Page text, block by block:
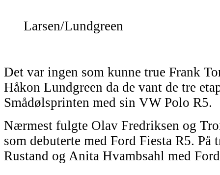
Larsen/Lundgreen
Det var ingen som kunne true Frank
Håkon Lundgreen da de vant de tre
Smådølsprinten med sin VW Polo R5.
Nærmest fulgte Olav Fredriksen og
som debuterte med Ford Fiesta R5. På
Rustand og Anita Hvambsahl med